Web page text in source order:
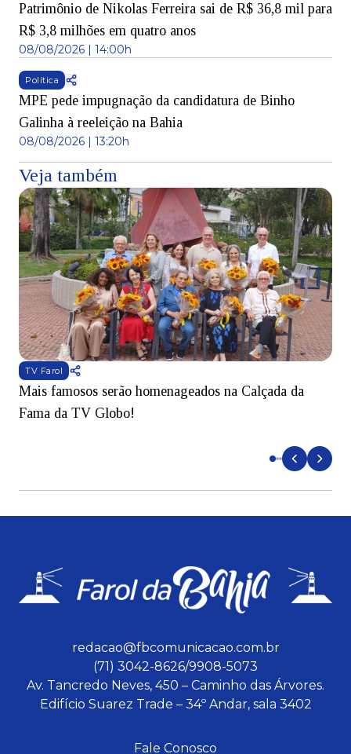
Patrimônio de Nikolas Ferreira sai de R$ 36,8 mil para
R$ 3,8 milhões em quatro anos
08/08/2026 | 14:00h
Política
MPE pede impugnação da candidatura de Binho
Galinha à reeleição na Bahia
08/08/2026 | 13:20h
Veja também
TV Farol
Mais famosos serão homenageados na Calçada da
Fama da TV Globo!
redacao@fbcomunicacao.com.br
(71) 3042-8626/9908-5073
Av. Tancredo Neves, 450 – Caminho das Árvores.
Edifício Suarez Trade – 34º Andar, sala 3402
Fale Conosco